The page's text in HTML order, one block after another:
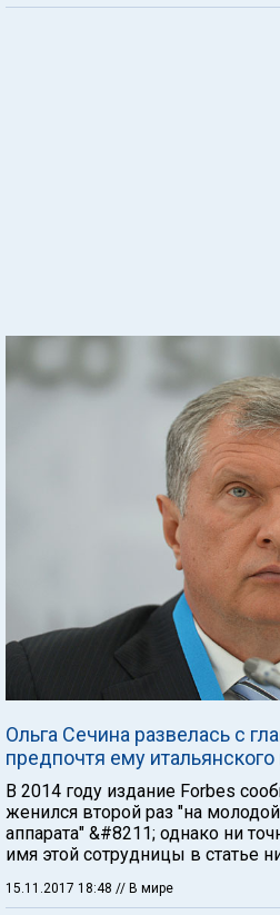
Ольга Сечина развелась с
предпочтя ему
В 2014 году издание Forbes
женился второй раз "на
аппарата" &#8211; однако ни
имя этой сотрудницы в статье
15.11.2017 18:48 // В мире